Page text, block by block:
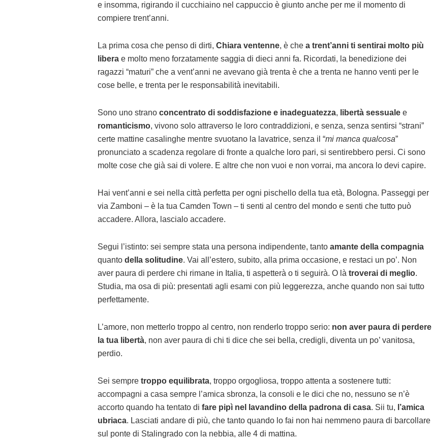
e insomma, rigirando il cucchiaino nel cappuccio è giunto anche per me il momento di
compiere trent’anni.
La prima cosa che penso di dirti, Chiara ventenne, è che a trent’anni ti sentirai molto più
libera e molto meno forzatamente saggia di dieci anni fa. Ricordati, la benedizione dei
ragazzi “maturi” che a vent’anni ne avevano già trenta è che a trenta ne hanno venti per le
cose belle, e trenta per le responsabilità inevitabili.
Sono uno strano concentrato di soddisfazione e inadeguatezza, libertà sessuale e
romanticismo, vivono solo attraverso le loro contraddizioni, e senza, senza sentirsi “strani”
certe mattine casalinghe mentre svuotano la lavatrice, senza il “mi manca qualcosa”
pronunciato a scadenza regolare di fronte a qualche loro pari, si sentirebbero persi. Ci sono
molte cose che già sai di volere. E altre che non vuoi e non vorrai, ma ancora lo devi capire.
Hai vent’anni e sei nella città perfetta per ogni pischello della tua età, Bologna. Passeggi per
via Zamboni – è la tua Camden Town – ti senti al centro del mondo e senti che tutto può
accadere. Allora, lascialo accadere.
Segui l’istinto: sei sempre stata una persona indipendente, tanto amante della compagnia
quanto della solitudine. Vai all’estero, subito, alla prima occasione, e restaci un po’. Non
aver paura di perdere chi rimane in Italia, ti aspetterà o ti seguirà. O là troverai di meglio.
Studia, ma osa di più: presentati agli esami con più leggerezza, anche quando non sai tutto
perfettamente.
L’amore, non metterlo troppo al centro, non renderlo troppo serio: non aver paura di perdere
la tua libertà, non aver paura di chi ti dice che sei bella, credigli, diventa un po’ vanitosa,
perdio.
Sei sempre troppo equilibrata, troppo orgogliosa, troppo attenta a sostenere tutti:
accompagni a casa sempre l’amica sbronza, la consoli e le dici che no, nessuno se n’è
accorto quando ha tentato di fare pipì nel lavandino della padrona di casa. Sii tu, l’amica
ubriaca. Lasciati andare di più, che tanto quando lo fai non hai nemmeno paura di barcollare
sul ponte di Stalingrado con la nebbia, alle 4 di mattina.